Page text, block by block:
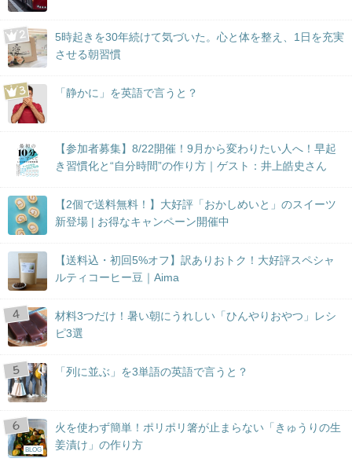
5時起きを30年続けて気づいた。心と体を整え、1日を充実
させる朝習慣
「静かに」を英語で言うと？
【参加者募集】8/22開催！9月から変わりたい人へ！早起
き習慣化と“自分時間”の作り方｜ゲスト：井上皓史さん
【2個で送料無料！】大好評「おかしめいと」のスイーツ
新登場 | お得なキャンペーン開催中
【送料込・初回5%オフ】訳ありおトク！大好評スペシャ
ルティコーヒー豆｜Aima
材料3つだけ！暑い朝にうれしい「ひんやりおやつ」レシ
ピ3選
「列に並ぶ」を3単語の英語で言うと？
BLOG
火を使わず簡単！ポリポリ箸が止まらない「きゅうりの生
姜漬け」の作り方